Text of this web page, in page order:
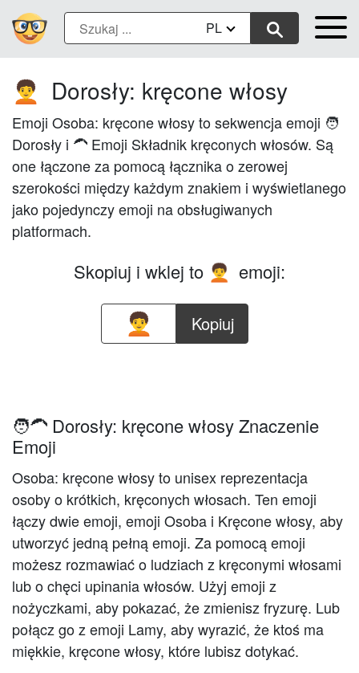
PL
🧑‍🦱 Dorosły: kręcone włosy
Emoji Osoba: kręcone włosy to sekwencja emoji 🧑
Dorosły i 🦱 Emoji Składnik kręconych włosów. Są
one łączone za pomocą łącznika o zerowej
szerokości między każdym znakiem i wyświetlanego
jako pojedynczy emoji na obsługiwanych
platformach.
Skopiuj i wklej to 🧑‍🦱 emoji:
Kopiuj
🧑‍🦱 Dorosły: kręcone włosy Znaczenie
Emoji
Osoba: kręcone włosy to unisex reprezentacja
osoby o krótkich, kręconych włosach. Ten emoji
łączy dwie emoji, emoji Osoba i Kręcone włosy, aby
utworzyć jedną pełną emoji. Za pomocą emoji
możesz rozmawiać o ludziach z kręconymi włosami
lub o chęci upinania włosów. Użyj emoji z
nożyczkami, aby pokazać, że zmienisz fryzurę. Lub
połącz go z emoji Lamy, aby wyrazić, że ktoś ma
miękkie, kręcone włosy, które lubisz dotykać.